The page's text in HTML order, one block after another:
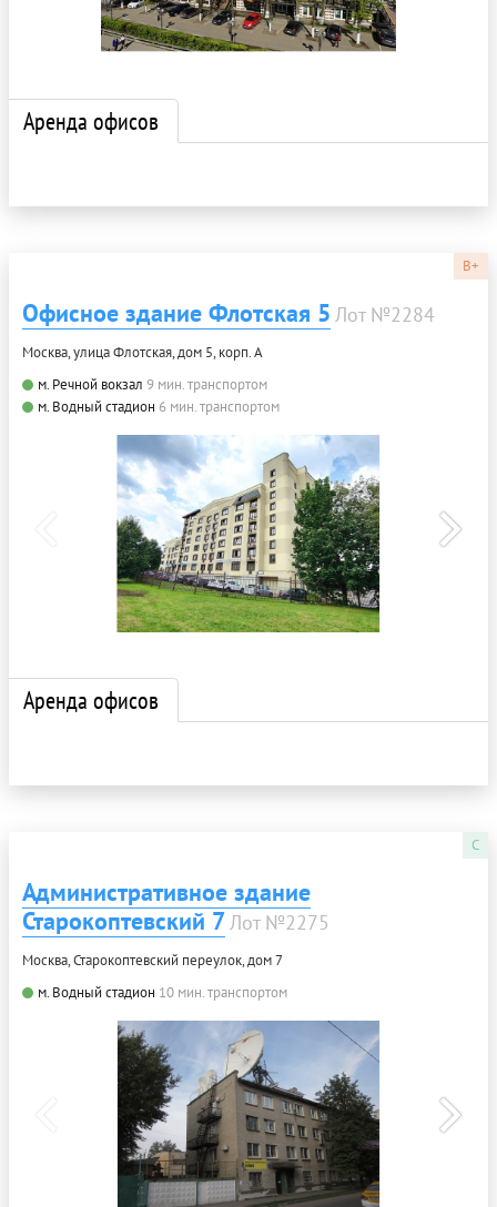
Аренда офисов
B+
Офисное здание Флотская 5 Лот №2284
Москва, улица Флотская, дом 5, корп. А
м. Речной вокзал 9 мин. транспортом
м. Водный стадион 6 мин. транспортом
Аренда офисов
C
Административное здание
Старокоптевский 7Лот №2275
Москва, Старокоптевский переулок, дом 7
м. Водный стадион 10 мин. транспортом